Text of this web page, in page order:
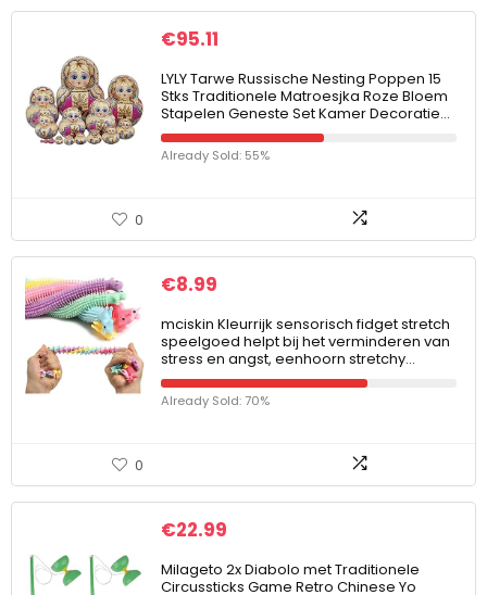
€95.11
LYLY Tarwe Russische Nesting Poppen 15
Stks Traditionele Matroesjka Roze Bloem
Stapelen Geneste Set Kamer Decoratie…
Already Sold: 55%
0
€8.99
mciskin Kleurrijk sensorisch fidget stretch
speelgoed helpt bij het verminderen van
stress en angst, eenhoorn stretchy…
Already Sold: 70%
0
€22.99
Milageto 2x Diabolo met Traditionele
Circussticks Game Retro Chinese Yo